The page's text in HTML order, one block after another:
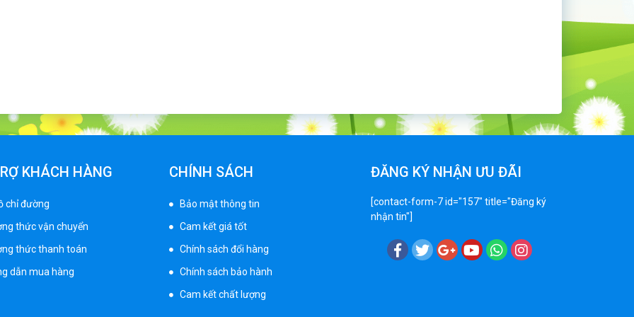
KHÁCH HÀNG
chỉ đường
thức vận chuyển
thức thanh toán
dẫn mua hàng
CHÍNH SÁCH
Bảo mật thông tin
Cam kết giá tốt
Chính sách đổi hàng
Chính sách bảo hành
Cam kết chất lượng
ĐĂNG KÝ NHẬN ƯU ĐÃI
[contact-form-7 id="157" title="Đăng ký
nhận tin"]